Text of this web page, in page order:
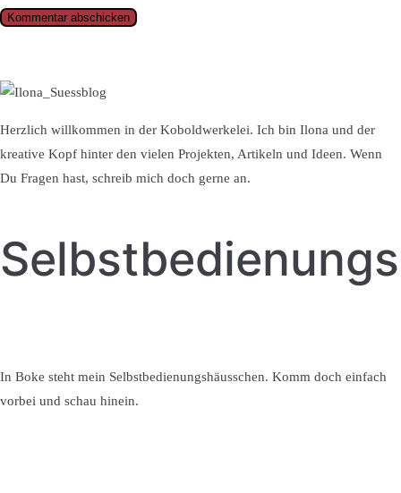
Herzlich willkommen in der Koboldwerkelei. Ich bin Ilona und der
kreative Kopf hinter den vielen Projekten, Artikeln und Ideen. Wenn
Du Fragen hast, schreib mich doch gerne an.
In Boke steht mein Selbstbedienungshäusschen. Komm doch einfach
vorbei und schau hinein.